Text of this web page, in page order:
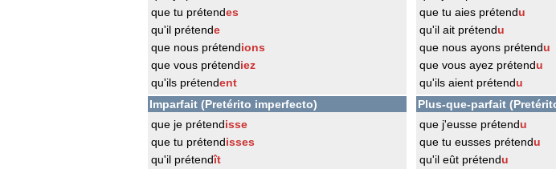
que tu prétendes
qu'il prétende
que nous prétendions
que vous prétendiez
qu'ils prétendent
que tu aies prétendu
qu'il ait prétendu
que nous ayons prétendu
que vous ayez prétendu
qu'ils aient prétendu
Imparfait (Pretérito imperfecto)
que je prétendisse
que tu prétendisses
qu'il prétendît
Plus-que-parfait
que j'eusse prétendu
que tu eusses prétendu
qu'il eût prétendu